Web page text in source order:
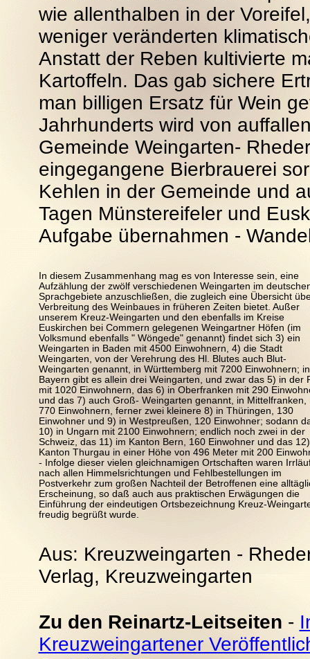
wie allenthalben in der
weniger veränderten
Anstatt der Reben kultivierte
Kartoffeln. Das gab sichere
man billigen Ersatz für Wein
Jahrhunderts wird von
Gemeinde Weingarten-
eingegangene Bierbrauerei
Kehlen in der Gemeinde und
Tagen Münstereifeler und
Aufgabe übernahmen -
In diesem Zusammenhang mag es von Interesse sein, eine
Aufzählung der zwölf verschiedenen Weingarten im
Sprachgebiete anzuschließen, die zugleich eine Übersicht
Verbreitung des Weinbaues in früheren Zeiten bietet. Außer
unserem Kreuz-Weingarten und den ebenfalls im Kreise
Euskirchen bei Commern gelegenen Weingartner Höfen (im
Volksmund ebenfalls " Wöngede" genannt) findet sich 3) ein
Weingarten in Baden mit 4500 Einwohnern, 4) die Stadt
Weingarten, von der Verehrung des Hl. Blutes auch Blut-
Weingarten genannt, in Württemberg mit 7200 Einwohnern; in
Bayern gibt es allein drei Weingarten, und zwar das 5) in der
mit 1020 Einwohnern, das 6) in Oberfranken mit 290
und das 7) auch Groß- Weingarten genannt, in Mittelfranken,
770 Einwohnern, ferner zwei kleinere 8) in Thüringen, 130
Einwohner und 9) in Westpreußen, 120 Einwohner; sodann
10) in Ungarn mit 2100 Einwohnern; endlich noch zwei in der
Schweiz, das 11) im Kanton Bern, 160 Einwohner und das
Kanton Thurgau in einer Höhe von 496 Meter mit 200
- Infolge dieser vielen gleichnamigen Ortschaften waren
nach allen Himmelsrichtungen und Fehlbestellungen im
Postverkehr zum großen Nachteil der Betroffenen eine
Erscheinung, so daß auch aus praktischen Erwägungen die
Einführung der eindeutigen Ortsbezeichnung Kreuz-
freudig begrüßt wurde.
Aus: Kreuzweingarten -
Verlag, Kreuzweingarten
Zu den Reinartz-Leitseiten -
Kreuzweingartener